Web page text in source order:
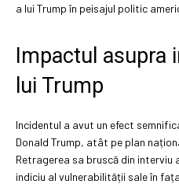
a lui Trump în peisajul politic
Impactul asupra
lui Trump
Incidentul a avut un efect
Donald Trump, atât pe plan
Retragerea sa bruscă din
indiciu al vulnerabilității sale în